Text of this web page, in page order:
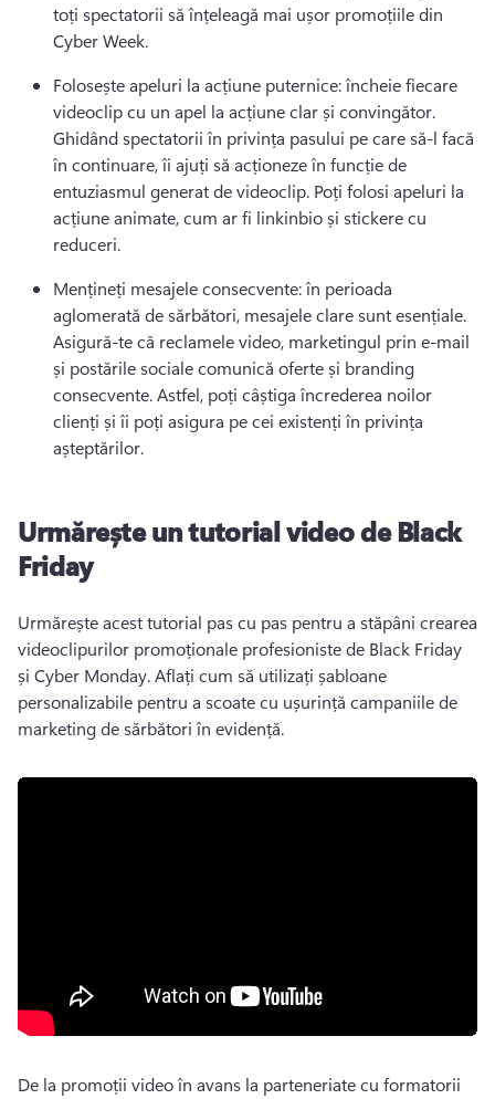
toți spectatorii să înțeleagă mai ușor promoțiile din
Cyber Week.
Folosește apeluri la acțiune puternice: încheie fiecare
Ghidând spectatorii în privința pasului pe care să-l facă
în continuare, îi ajuți să acționeze în funcție de
entuziasmul generat de videoclip. Poți folosi apeluri la
acțiune animate, cum ar fi linkinbio și stickere cu
reduceri.
Mențineți mesajele consecvente: în perioada
Asigură-te că reclamele video, marketingul prin e-mail
și postările sociale comunică oferte și branding
consecvente. Astfel, poți câștiga încrederea noilor
clienți și îi poți asigura pe cei existenți în privința
așteptărilor.
Urmărește un tutorial video de Black
Friday
Urmărește acest tutorial pas cu pas pentru a stăpâni crearea
videoclipurilor promoționale profesioniste de Black Friday
și Cyber Monday. Aflați cum să utilizați șabloane
personalizabile pentru a scoate cu ușurință campaniile de
marketing de sărbători în evidență.
De la promoții video în avans la parteneriate cu formatorii